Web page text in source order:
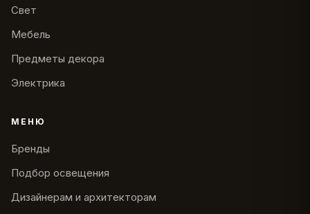
Свет
Мебель
Предметы декора
Электрика
МЕНЮ
Бренды
Подбор освещения
Дизайнерам и архитекторам